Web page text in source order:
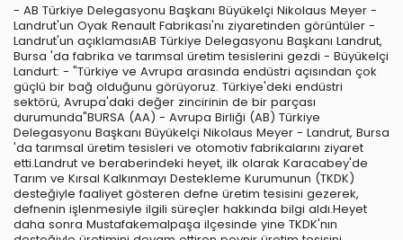
- AB Türkiye Delegasyonu Başkanı Büyükelçi Nikolaus Meyer -
Landrut'un Oyak Renault Fabrikası'nı ziyaretinden görüntüler -
Landrut'un açıklamasıAB Türkiye Delegasyonu Başkanı Landrut,
Bursa 'da fabrika ve tarımsal üretim tesislerini gezdi - Büyükelçi
Landurt: - "Türkiye ve Avrupa arasında endüstri açısından çok
güçlü bir bağ olduğunu görüyoruz. Türkiye'deki endüstri
sektörü, Avrupa'daki değer zincirinin de bir parçası
durumunda"BURSA (AA) - Avrupa Birliği (AB) Türkiye
Delegasyonu Başkanı Büyükelçi Nikolaus Meyer - Landrut, Bursa
'da tarımsal üretim tesisleri ve otomotiv fabrikalarını ziyaret
etti.Landrut ve beraberindeki heyet, ilk olarak Karacabey'de
Tarım ve Kırsal Kalkınmayı Destekleme Kurumunun (TKDK)
desteğiyle faaliyet gösteren defne üretim tesisini gezerek,
defnenin işlenmesiyle ilgili süreçler hakkında bilgi aldı.Heyet
daha sonra Mustafakemalpaşa ilçesinde yine TKDK'nın